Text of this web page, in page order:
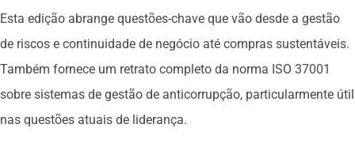
Esta edição abrange questões-chave que vão desde a gestão
de riscos e continuidade de negócio até compras sustentáveis.
Também fornece um retrato completo da norma ISO 37001
sobre sistemas de gestão de anticorrupção, particularmente útil
nas questões atuais de liderança.